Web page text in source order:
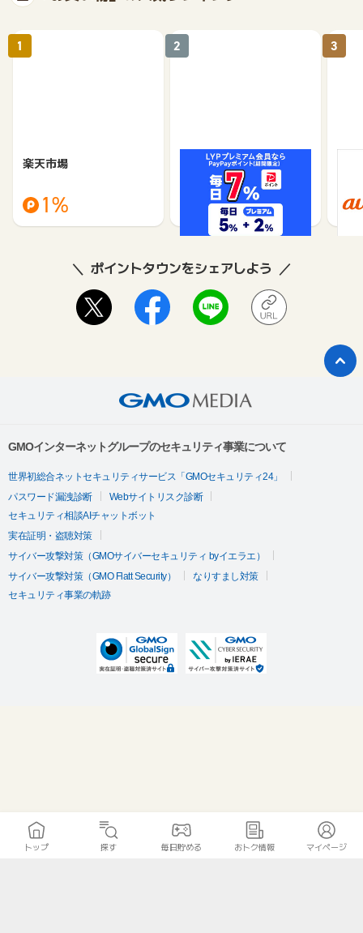
楽天市場
1%
1
Yahoo!ショッピング
1%
2 3
ポイントタウンをシェアしよう
GMOインターネットグループのセキュリティ事業について
世界初総合ネットセキュリティサービス「GMOセキュリティ24」
パスワード漏洩診断
Webサイトリスク診断
セキュリティ相談AIチャットボット
実在証明・盗聴対策
サイバー攻撃対策（GMOサイバーセキュリティ byイエラエ）
サイバー攻撃対策（GMO Flatt Security）
なりすまし対策
セキュリティ事業の軌跡
トップ 探す 毎日貯める おトク情報 マイページ